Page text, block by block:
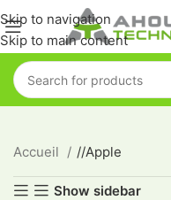
Skip to navigation
Skip to main content
Accueil / Apple
Show sidebar